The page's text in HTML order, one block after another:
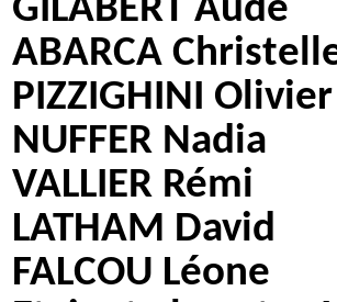
GILABERT Aude
ABARCA
PIZZIGHINI Olivier
NUFFER Nadia
VALLIER Rémi
LATHAM David
FALCOU Léone